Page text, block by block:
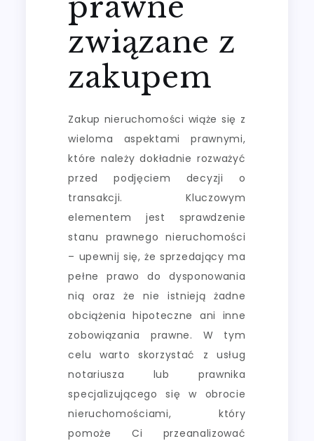
związane z
zakupem
Zakup nieruchomości wiąże się z
wieloma aspektami prawnymi,
które należy dokładnie rozważyć
przed podjęciem decyzji o
transakcji. Kluczowym
elementem jest sprawdzenie
stanu prawnego nieruchomości
– upewnij się, że sprzedający ma
pełne prawo do dysponowania
nią oraz że nie istnieją żadne
obciążenia hipoteczne ani inne
zobowiązania prawne. W tym
celu warto skorzystać z usług
notariusza lub prawnika
specjalizującego się w obrocie
nieruchomościami, który
pomoże Ci przeanalizować